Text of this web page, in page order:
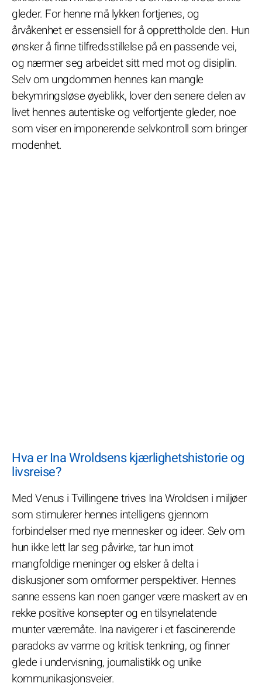
gleder. For henne må lykken fortjenes, og
årvåkenhet er essensiell for å opprettholde den. Hun
ønsker å finne tilfredsstillelse på en passende vei,
og nærmer seg arbeidet sitt med mot og disiplin.
Selv om ungdommen hennes kan mangle
bekymringsløse øyeblikk, lover den senere delen av
livet hennes autentiske og velfortjente gleder, noe
som viser en imponerende selvkontroll som bringer
modenhet.
Hva er Ina Wroldsens kjærlighetshistorie og
livsreise?
Med Venus i Tvillingene trives Ina Wroldsen i miljøer
som stimulerer hennes intelligens gjennom
forbindelser med nye mennesker og ideer. Selv om
hun ikke lett lar seg påvirke, tar hun imot
mangfoldige meninger og elsker å delta i
diskusjoner som omformer perspektiver. Hennes
sanne essens kan noen ganger være maskert av en
rekke positive konsepter og en tilsynelatende
munter væremåte. Ina navigerer i et fascinerende
paradoks av varme og kritisk tenkning, og finner
glede i undervisning, journalistikk og unike
kommunikasjonsveier.